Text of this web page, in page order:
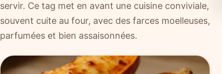
servir. Ce tag met en avant une cuisine conviviale,
souvent cuite au four, avec des farces moelleuses,
parfumées et bien assaisonnées.